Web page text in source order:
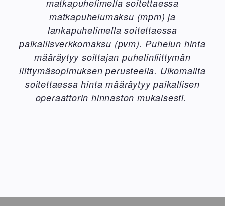
matkapuhelimella soitettaessa
matkapuhelumaksu (mpm) ja
lankapuhelimella soitettaessa
paikallisverkkomaksu (pvm). Puhelun hinta
määräytyy soittajan puhelinliittymän
liittymäsopimuksen perusteella. Ulkomailta
soitettaessa hinta määräytyy paikallisen
operaattorin hinnaston mukaisesti.